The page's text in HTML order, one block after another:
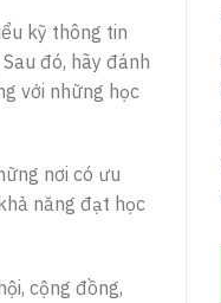
kỹ thông tin
đó, hãy đánh
với những học
nơi có ưu
năng đạt học
cộng đồng,